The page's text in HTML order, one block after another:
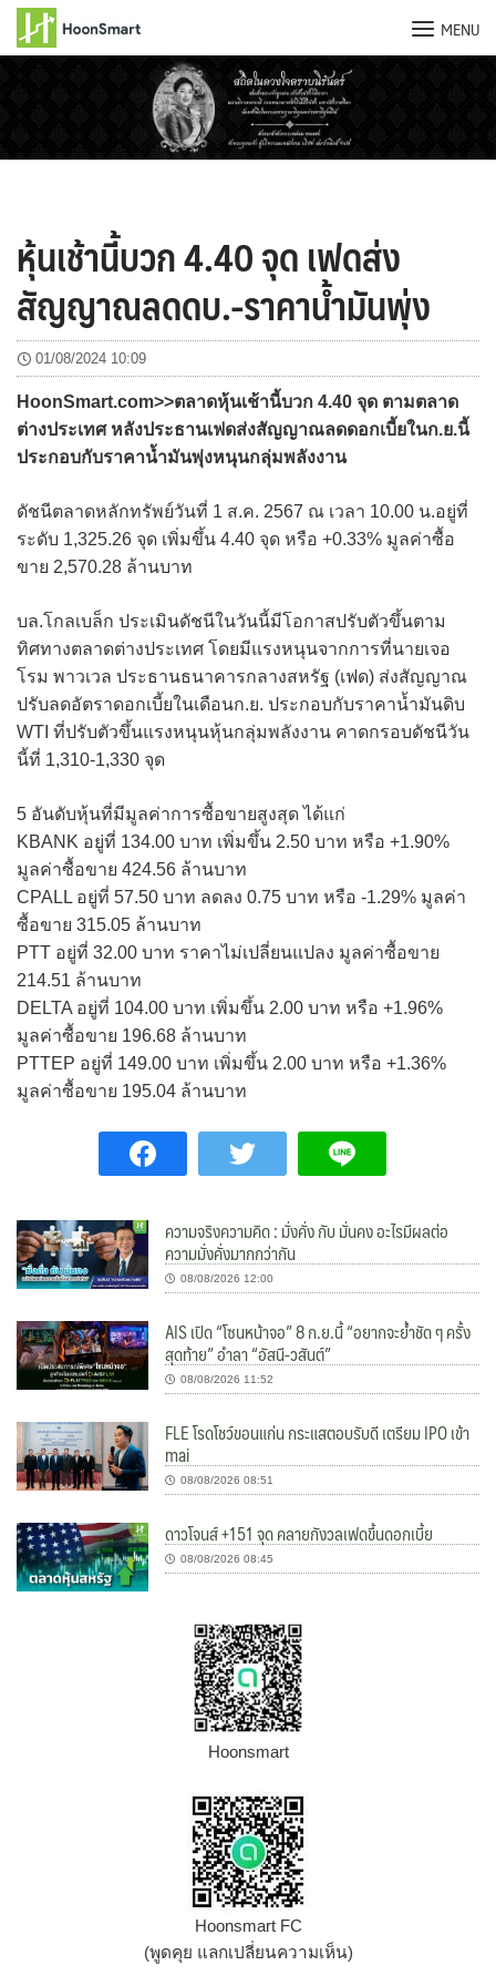
MENU
หุ้นเช้านี้บวก 4.40 จุด เฟดส่ง
สัญญาณลดดบ.-ราคาน้ำมันพุ่ง
01/08/2024 10:09
HoonSmart.com>>ตลาดหุ้นเช้านี้บวก 4.40 จุด ตามตลาด
ต่างประเทศ หลังประธานเฟดส่งสัญญาณลดดอกเบี้ยในก.ย.นี้
ประกอบกับราคาน้ำมันพุ่งหนุนกลุ่มพลังงาน
ดัชนีตลาดหลักทรัพย์วันที่ 1 ส.ค. 2567 ณ เวลา 10.00 น.อยู่ที่
ระดับ 1,325.26 จุด เพิ่มขึ้น 4.40 จุด หรือ +0.33% มูลค่าซื้อ
ขาย 2,570.28 ล้านบาท
บล.โกลเบล็ก ประเมินดัชนีในวันนี้มีโอกาสปรับตัวขึ้นตาม
ทิศทางตลาดต่างประเทศ โดยมีแรงหนุนจากการที่นายเจอ
โรม พาวเวล ประธานธนาคารกลางสหรัฐ (เฟด) ส่งสัญญาณ
ปรับลดอัตราดอกเบี้ยในเดือนก.ย. ประกอบกับราคาน้ำมันดิบ
WTI ที่ปรับตัวขึ้นแรงหนุนหุ้นกลุ่มพลังงาน คาดกรอบดัชนีวัน
นี้ที่ 1,310-1,330 จุด
5 อันดับหุ้นที่มีมูลค่าการซื้อขายสูงสุด ได้แก่
KBANK อยู่ที่ 134.00 บาท เพิ่มขึ้น 2.50 บาท หรือ +1.90%
มูลค่าซื้อขาย 424.56 ล้านบาท
CPALL อยู่ที่ 57.50 บาท ลดลง 0.75 บาท หรือ -1.29% มูลค่า
ซื้อขาย 315.05 ล้านบาท
PTT อยู่ที่ 32.00 บาท ราคาไม่เปลี่ยนแปลง มูลค่าซื้อขาย
214.51 ล้านบาท
DELTA อยู่ที่ 104.00 บาท เพิ่มขึ้น 2.00 บาท หรือ +1.96%
มูลค่าซื้อขาย 196.68 ล้านบาท
PTTEP อยู่ที่ 149.00 บาท เพิ่มขึ้น 2.00 บาท หรือ +1.36%
มูลค่าซื้อขาย 195.04 ล้านบาท
ความจริงความคิด : มั่งคั่ง กับ มั่นคง อะไรมีผลต่อ
ความมั่งคั่งมากกว่ากัน
08/08/2026 12:00
AIS เปิด “โซนหน้าจอ” 8 ก.ย.นี้ “อยากจะย้ำชัด ๆ ครั้ง
สุดท้าย” อำลา “อัสนี-วสันต์”
08/08/2026 11:52
FLE โรดโชว์ขอนแก่น กระแสตอบรับดี เตรียม IPO เข้า
mai
08/08/2026 08:51
ดาวโจนส์ +151 จุด คลายกังวลเฟดขึ้นดอกเบี้ย
08/08/2026 08:45
Hoonsmart
Hoonsmart FC
(พูดคุย แลกเปลี่ยนความเห็น)